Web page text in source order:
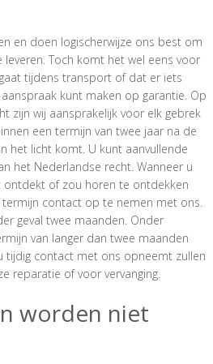
en doen logischerwijze ons best om
Toch komt het wel eens voor
tijdens transport of dat er iets
kunt maken op garantie. Op
zijn wij aansprakelijk voor elk gebrek
een termijn van twee jaar na de
het licht komt. U kunt aanvullende
het Nederlandse recht. Wanneer u
of zou horen te ontdekken
contact op te nemen met ons.
geval twee maanden. Onder
van langer dan twee maanden
tijdig contact met ons opneemt zullen
reparatie of voor vervanging.
worden niet